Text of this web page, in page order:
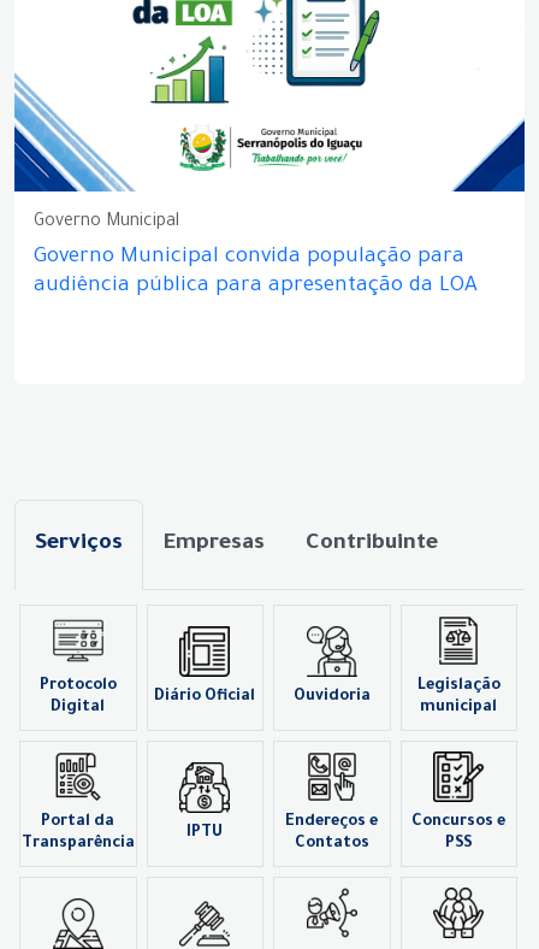
Governo Municipal
Governo Municipal convida população para
audiência pública para apresentação da LOA
Serviços Empresas Contribuinte
Protocolo
Digital
Diário Oficial Ouvidoria
Legislação
municipal
Portal da
Transparência
IPTU
Endereços e
Contatos
Concursos e
PSS